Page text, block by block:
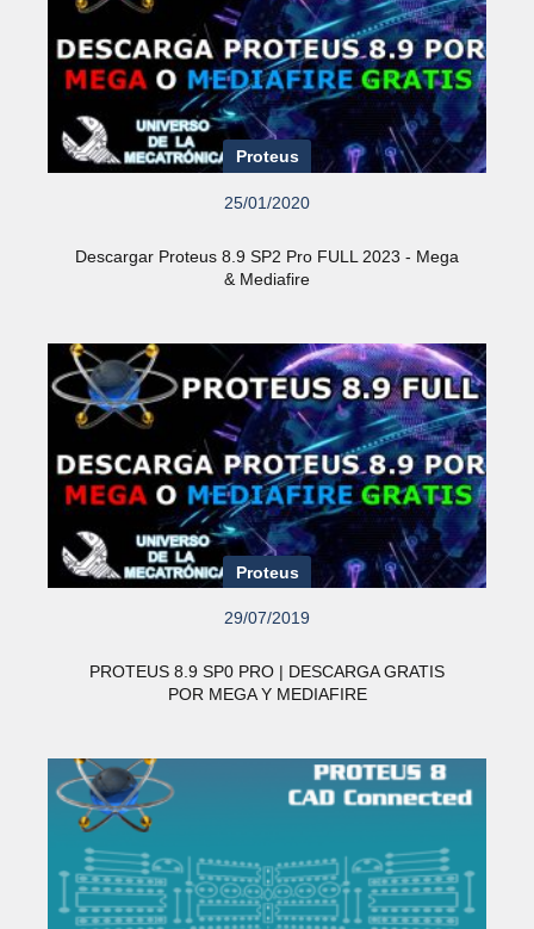
Proteus
25/01/2020
Descargar Proteus 8.9 SP2 Pro FULL 2023 - Mega
& Mediafire
Proteus
29/07/2019
PROTEUS 8.9 SP0 PRO | DESCARGA GRATIS
POR MEGA Y MEDIAFIRE